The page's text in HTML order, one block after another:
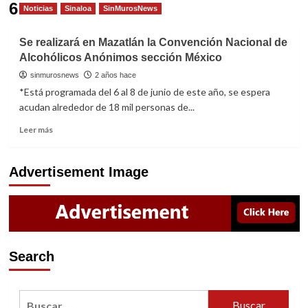
6 Noticias Sinaloa SinMurosNews
Se realizará en Mazatlán la Convención Nacional de
Alcohólicos Anónimos sección México
sinmurosnews 2 años hace
*Está programada del 6 al 8 de junio de este año, se espera
acudan alrededor de 18 mil personas de...
Leer másRead
Se
realizará
en
Mazatlán
la
Convención
de
Advertisement Image
Search